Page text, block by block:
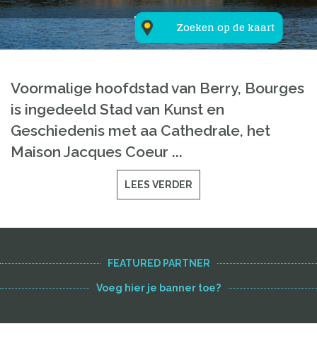
Zoeken op de kaart
Voormalige hoofdstad van Berry, Bourges
is ingedeeld Stadvan Kunst en
Geschiedenis met aa Cathedrale, het
Maison Jacques Coeur ...
LEES VERDER
FEATURED PARTNER
Voeg hier je banner toe?